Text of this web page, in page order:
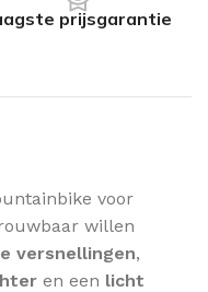
prijsgarantie
voor
willen
versnellingen,
en een licht